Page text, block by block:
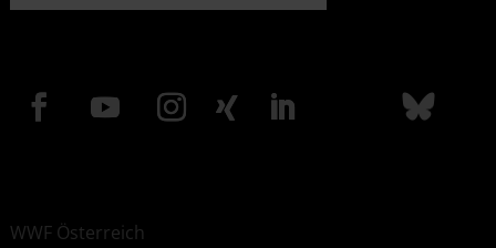
WWF Österreich